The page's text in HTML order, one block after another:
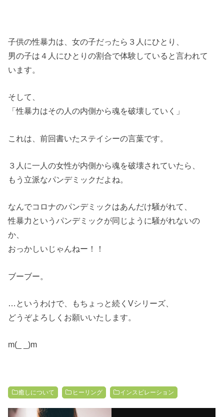
子供の性暴力は、女の子だったら３人にひとり、
男の子は４人にひとりの割合で体験していると言われて
います。
そして、
「性暴力はその人の内側から魂を破壊していく」
これは、前回書いた ステイシーの言葉です。
３人に一人の女性が内側から魂を破壊されていたら、
もう立派なパンデミックだよね。
なんでコロナのパンデミックはあんだけ騒がれて、
性暴力というパンデミックが同じように騒がれないの
か、
おっかしいじゃんねー！！
ブーブー。
…というわけで、
もちょっと続くVシリーズ、
どうぞよろしくお願いいたします。
m(_ _)m
癒しについて ヒーリング インスピレーション